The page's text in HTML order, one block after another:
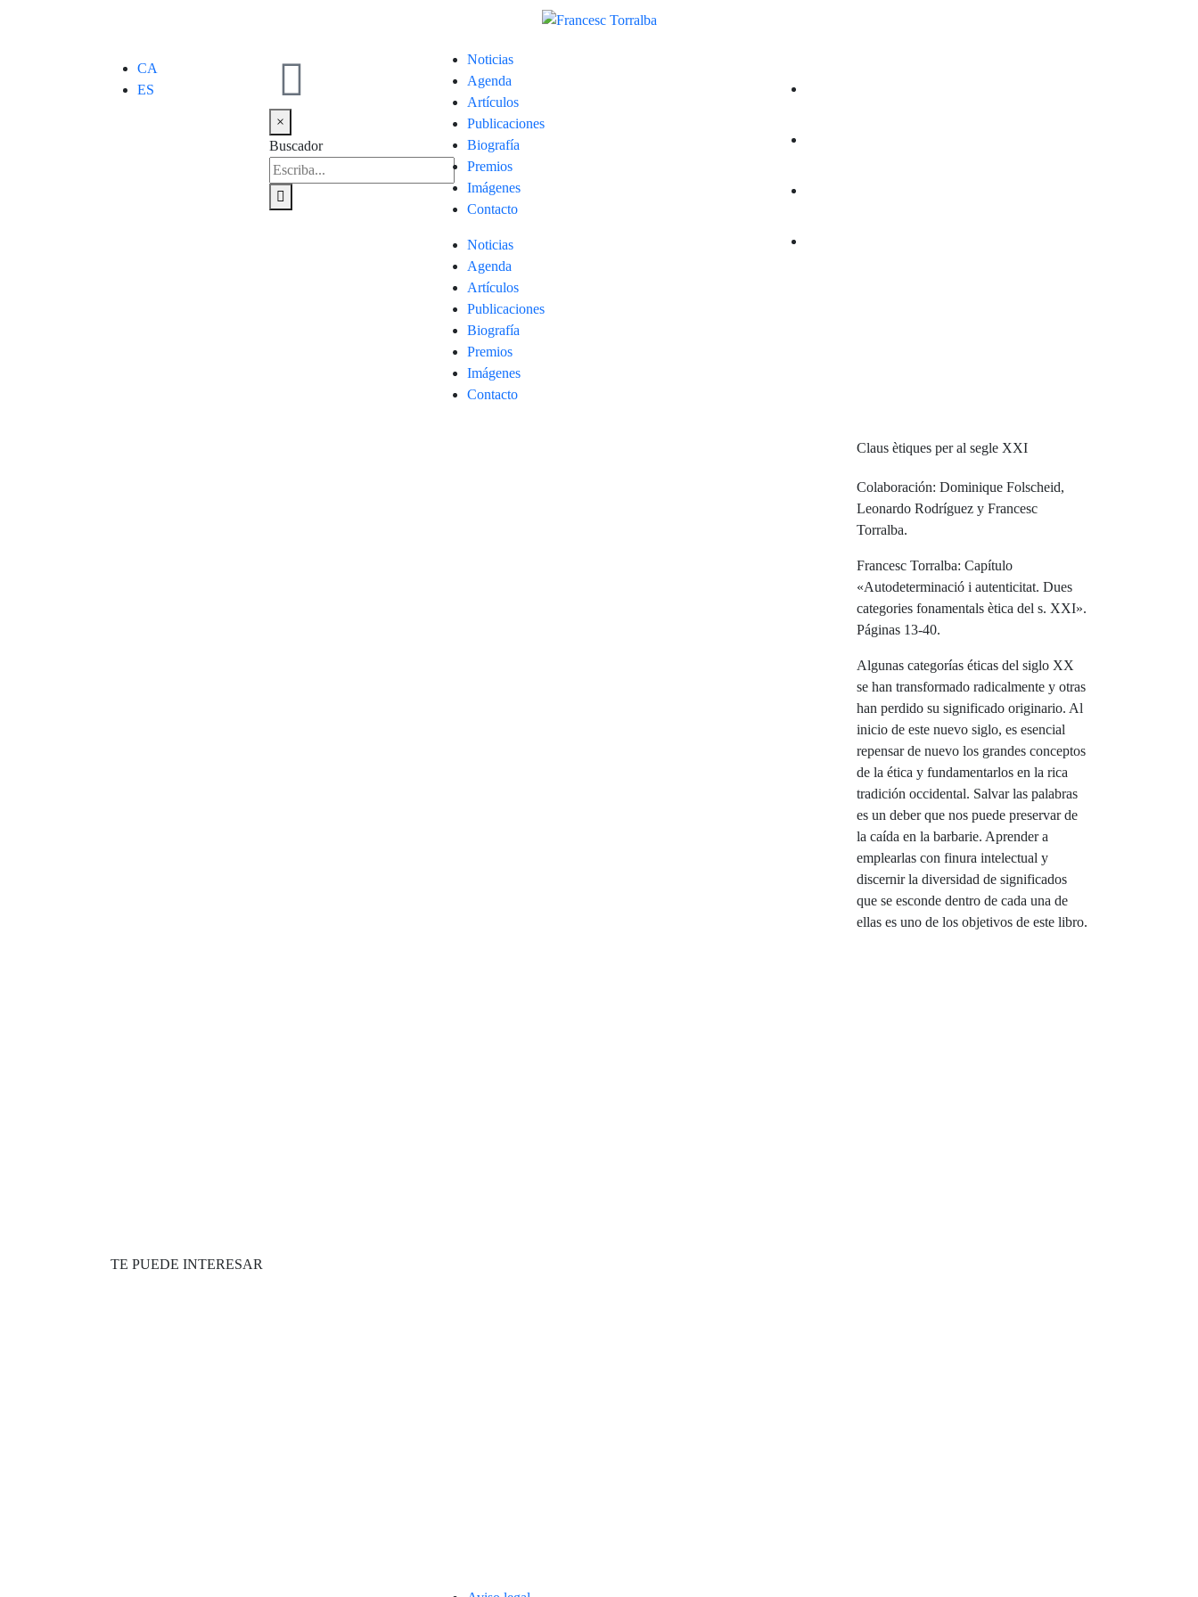
CA
ES
×
Buscador
Noticias
Agenda
Artículos
Publicaciones
Biografía
Premios
Imágenes
Contacto
Noticias
Agenda
Artículos
Publicaciones
Biografía
Premios
Imágenes
Contacto
Claus ètiques per al segle XXI
Colaboración: Dominique Folscheid,
Leonardo Rodríguez y Francesc
Torralba.
Francesc Torralba: Capítulo
«Autodeterminació i autenticitat. Dues
categories fonamentals ètica del s. XXI».
Páginas 13-40.
Algunas categorías éticas del siglo XX
se han transformado radicalmente y otras
han perdido su significado originario. Al
inicio de este nuevo siglo, es esencial
repensar de nuevo los grandes conceptos
de la ética y fundamentarlos en la rica
tradición occidental. Salvar las palabras
es un deber que nos puede preservar de
la caída en la barbarie. Aprender a
emplearlas con finura intelectual y
discernir la diversidad de significados
que se esconde dentro de cada una de
ellas es uno de los objetivos de este libro.
TE PUEDE INTERESAR